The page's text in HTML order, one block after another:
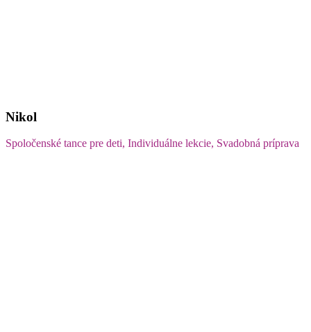
Nikol
Spoločenské tance pre deti, Individuálne lekcie, Svadobná príprava